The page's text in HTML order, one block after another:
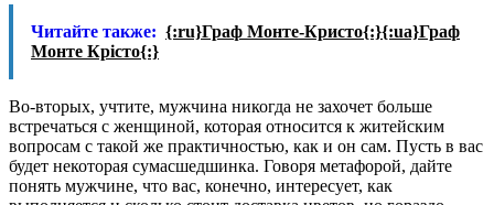
Читайте также: {:ru}Граф Монте-Кристо{:}{:ua}Граф
Монте Крісто{:}
Во-вторых, учтите, мужчина никогда не захочет больше
встречаться с женщиной, которая относится к житейским
вопросам с такой же практичностью, как и он сам. Пусть в вас
будет некоторая сумасшедшинка. Говоря метафорой, дайте
понять мужчине, что вас, конечно, интересует, как